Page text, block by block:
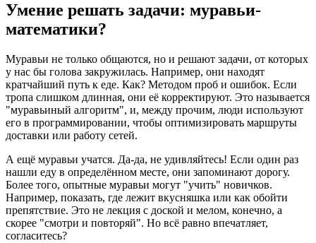
Умение решать задачи: муравьи-
математики?
Муравьи не только общаются, но и решают задачи, от которых
у нас бы голова закружилась. Например, они находят
кратчайший путь к еде. Как? Методом проб и ошибок. Если
тропа слишком длинная, они её корректируют. Это называется
"муравьиный алгоритм", и, между прочим, люди используют
его в программировании, чтобы оптимизировать маршруты
доставки или работу сетей.
А ещё муравьи учатся. Да-да, не удивляйтесь! Если один раз
нашли еду в определённом месте, они запоминают дорогу.
Более того, опытные муравьи могут "учить" новичков.
Например, показать, где лежит вкусняшка или как обойти
препятствие. Это не лекция с доской и мелом, конечно, а
скорее "смотри и повторяй". Но всё равно впечатляет,
согласитесь?